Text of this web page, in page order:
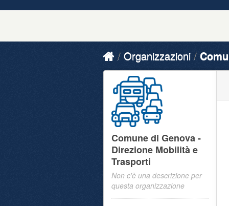
Organizzazioni
Comune di Genova -
Direzione Mobilità e
Trasporti
Non c'è una descrizione per
questa organizzazione